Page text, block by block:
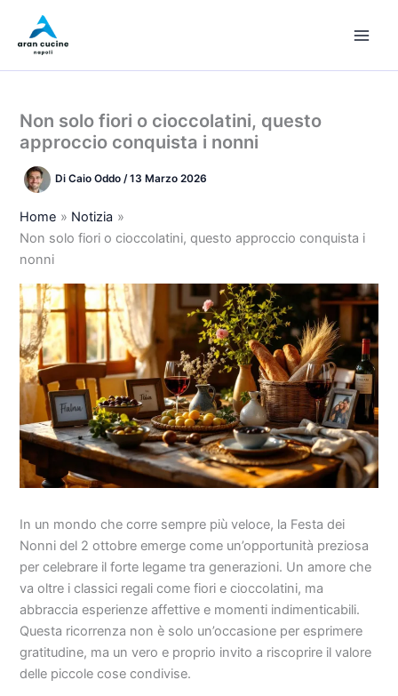
contenuto
Non solo fiori o cioccolatini, questo
approccio conquista i nonni
DiCaio Oddo/13 Marzo 2026
Home
Notizia
Non solo fiori o cioccolatini, questo approccio conquista i
nonni
In un mondo che corre sempre più veloce, la Festa dei
Nonni del 2 ottobre emerge come un’opportunità preziosa
per celebrare il forte legame tra generazioni. Un amore che
va oltre i classici regali come fiori e cioccolatini, ma
abbraccia esperienze affettive e momenti indimenticabili.
Questa ricorrenza non è solo un’occasione per esprimere
gratitudine, ma un vero e proprio invito a riscoprire il valore
delle piccole cose condivise.